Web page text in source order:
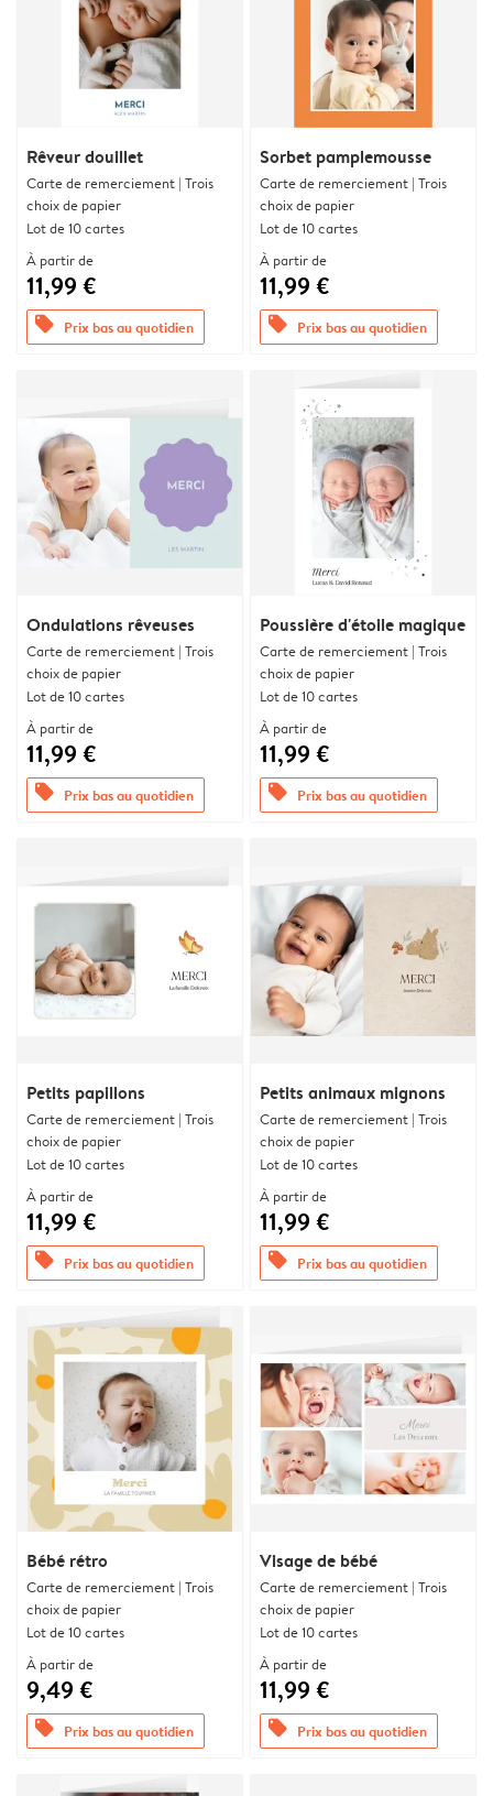
Rêveur douillet
Carte de remerciement | Trois
choix de papier
Lot de 10 cartes
À partir de
11,99 €
offers Prix bas au quotidien
Sorbet pamplemousse
Carte de remerciement | Trois
choix de papier
Lot de 10 cartes
À partir de
11,99 €
offers Prix bas au quotidien
Ondulations rêveuses
Carte de remerciement | Trois
choix de papier
Lot de 10 cartes
À partir de
11,99 €
offers Prix bas au quotidien
Poussière d'étoile magique
Carte de remerciement | Trois
choix de papier
Lot de 10 cartes
À partir de
11,99 €
offers Prix bas au quotidien
Petits papillons
Carte de remerciement | Trois
choix de papier
Lot de 10 cartes
À partir de
11,99 €
offers Prix bas au quotidien
Petits animaux mignons
Carte de remerciement | Trois
choix de papier
Lot de 10 cartes
À partir de
11,99 €
offers Prix bas au quotidien
Bébé rétro
Carte de remerciement | Trois
choix de papier
Lot de 10 cartes
À partir de
9,49 €
offers Prix bas au quotidien
Visage de bébé
Carte de remerciement | Trois
choix de papier
Lot de 10 cartes
À partir de
11,99 €
offers Prix bas au quotidien